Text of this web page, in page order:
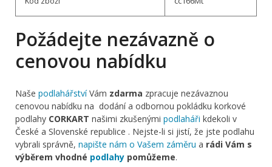
Požádejte nezávazně o
cenovou nabídku
Naše podlahářstvíVám zdarma zpracuje nezávaznou
cenovou nabídku na dodání a odbornou pokládku korkové
podlahy CORKART našimi zkušenými podlaháři kdekoli v
České a Slovenské republice . Nejste-li si jistí, že jste podlahu
vybrali správně, napište nám o Vašem záměru a rádi Vám s
výběrem vhodné podlahy pomůžeme.